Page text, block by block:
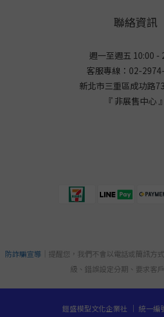
聯絡資訊
週一至週五 10:00 -
客服專線：02-
新北市三重區成功路
『 非展售中心 』
防詐騙宣導 ｜提醒您，我們不會以電話或簡訊方
級、錯誤設定分期、要求客
鎧盛模型文化企業社 ｜ 統一編